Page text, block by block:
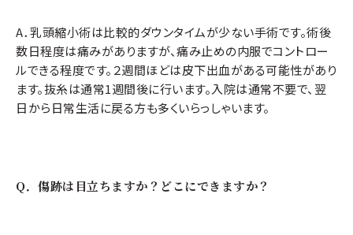
A．乳頭縮小術は比較的ダウンタイムが少ない手術です。術後
数日程度は痛みがありますが、痛み止めの内服でコントロー
ルできる程度です。２週間ほどは皮下出血がある可能性があり
ます。抜糸は通常1週間後に行います。入院は通常不要で、翌
日から日常生活に戻る方も多くいらっしゃいます。
Q．傷跡は目立ちますか？どこにできますか？